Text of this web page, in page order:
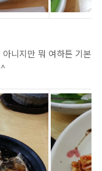
니지만 뭐 여하튼 기본